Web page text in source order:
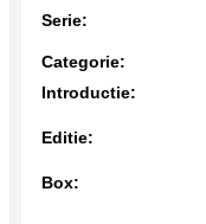
Serie:
Categorie:
Introductie:
Editie:
Box: